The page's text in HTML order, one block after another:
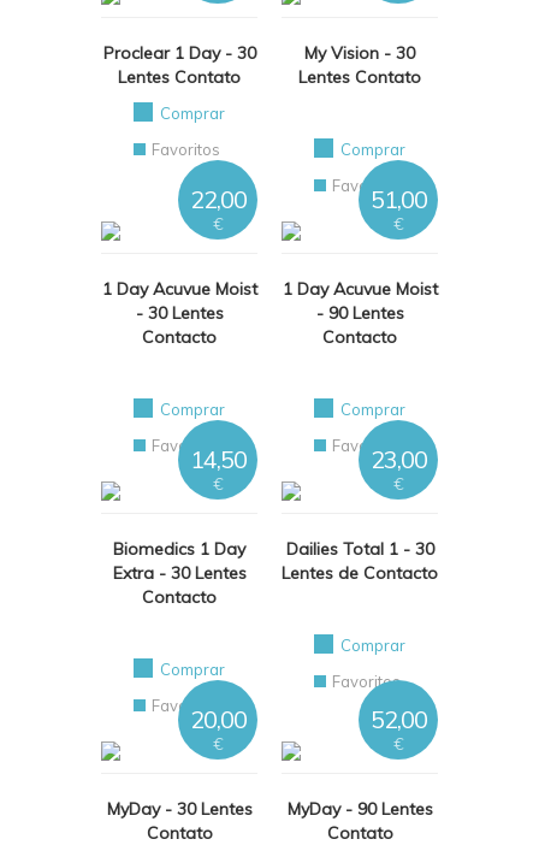
Proclear 1 Day - 30
Lentes Contato
Comprar
Favoritos
My Vision - 30
Lentes Contato
Comprar
Favoritos
1 Day Acuvue Moist
- 30 Lentes
Contacto
22,00
€
Comprar
Favoritos
1 Day Acuvue Moist
- 90 Lentes
Contacto
51,00
€
Comprar
Favoritos
Biomedics 1 Day
Extra - 30 Lentes
Contacto
14,50
€
Comprar
Favoritos
Dailies Total 1 - 30
Lentes de Contacto
23,00
€
Comprar
Favoritos
MyDay - 30 Lentes
Contato
20,00
€
MyDay - 90 Lentes
Contato
52,00
€